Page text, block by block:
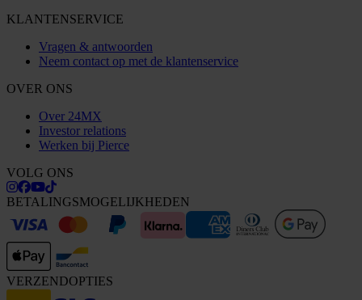
KLANTENSERVICE
Vragen & antwoorden
Neem contact op met de klantenservice
OVER ONS
Over 24MX
Investor relations
Werken bij Pierce
VOLG ONS
BETALINGSMOGELIJKHEDEN
VERZENDOPTIES